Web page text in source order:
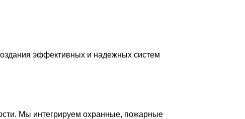
эффективных и надежных систем
Мы интегрируем охранные, пожарные